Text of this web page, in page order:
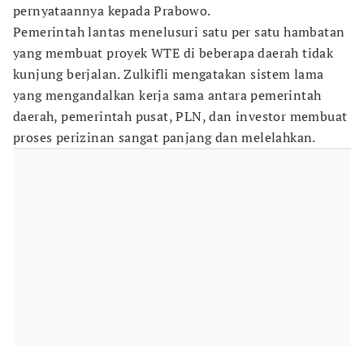
pernyataannya kepada Prabowo.
Pemerintah lantas menelusuri satu per satu hambatan
yang membuat proyek WTE di beberapa daerah tidak
kunjung berjalan. Zulkifli mengatakan sistem lama
yang mengandalkan kerja sama antara pemerintah
daerah, pemerintah pusat, PLN, dan investor membuat
proses perizinan sangat panjang dan melelahkan.